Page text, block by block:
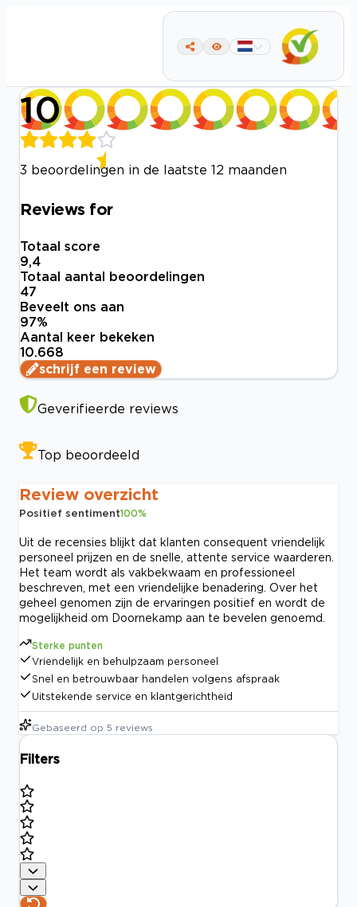
10
3 beoordelingen in de laatste 12 maanden
Reviews for
Totaal score
9,4
Totaal aantal beoordelingen
47
Beveelt ons aan
97%
Aantal keer bekeken
10.668
schrijf een review
Geverifieerde reviews
Top beoordeeld
Review overzicht
Positief sentiment100%
Uit de recensies blijkt dat klanten consequent vriendelijk
personeel prijzen en de snelle, attente service waarderen.
Het team wordt als vakbekwaam en professioneel
beschreven, met een vriendelijke benadering. Over het
geheel genomen zijn de ervaringen positief en wordt de
mogelijkheid om Doornekamp aan te bevelen genoemd.
Sterke punten
Vriendelijk en behulpzaam personeel
Snel en betrouwbaar handelen volgens afspraak
Uitstekende service en klantgerichtheid
Gebaseerd op 5 reviews
Filters